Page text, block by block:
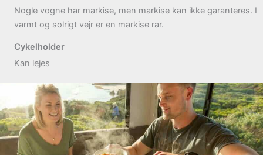
Nogle vogne har markise, men markise kan ikke garanteres. I
varmt og solrigt vejr er en markise rar.
Cykelholder
Kan lejes